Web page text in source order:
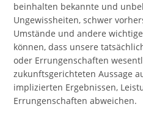
beinhalten bekannte und
Ungewissheiten, schwer
Umstände und andere
können, dass unsere
oder Errungenschaften
zukunftsgerichteten Aussage
implizierten Ergebnissen,
Errungenschaften abweichen.